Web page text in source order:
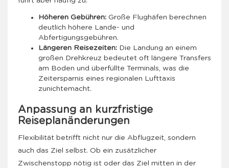
Höheren Gebühren: Große Flughäfen berechnen
deutlich höhere Lande- und
Abfertigungsgebühren.
Längeren Reisezeiten: Die Landung an einem
großen Drehkreuz bedeutet oft längere Transfers
am Boden und überfüllte Terminals, was die
Zeitersparnis eines regionalen Lufttaxis
zunichtemacht.
Anpassung an kurzfristige
Reiseplanänderungen
Flexibilität betrifft nicht nur die Abflugzeit, sondern
auch das Ziel selbst. Ob ein zusätzlicher
Zwischenstopp nötig ist oder das Ziel mitten in der